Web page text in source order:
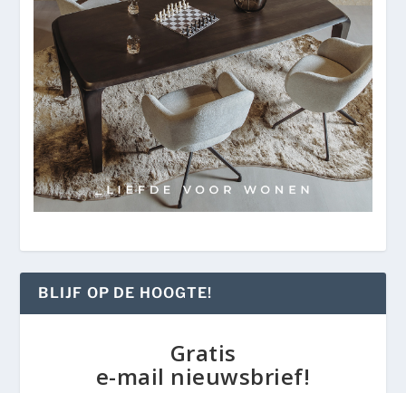
BLIJF OP DE HOOGTE!
Gratis
e-mail nieuwsbrief!